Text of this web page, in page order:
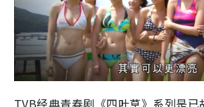
TVB经典青春剧《四叶草》系列是